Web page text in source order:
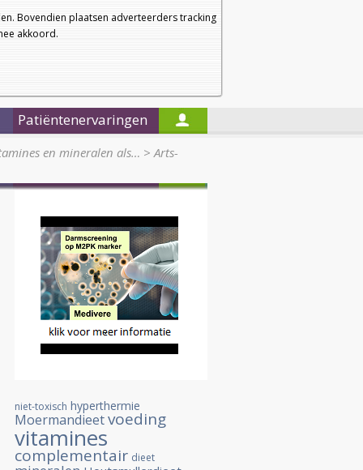
Bovendien plaatsen adverteerders tracking
akkoord.
a
a
Nieuwsbrief
Startpagina
Patiëntenervaringen
en mineralen als… >Arts-
niet-toxisch hyperthermie
Moermandieetvoeding
vitamines
complementair dieet